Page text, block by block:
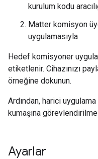
kurulum kodu
Matter komisyon
uygulamasıyla
Hedef komisyoner
etiketlenir. Cihazınızı
örneğine dokunun.
Ardından, harici
kumaşına
Ayarlar